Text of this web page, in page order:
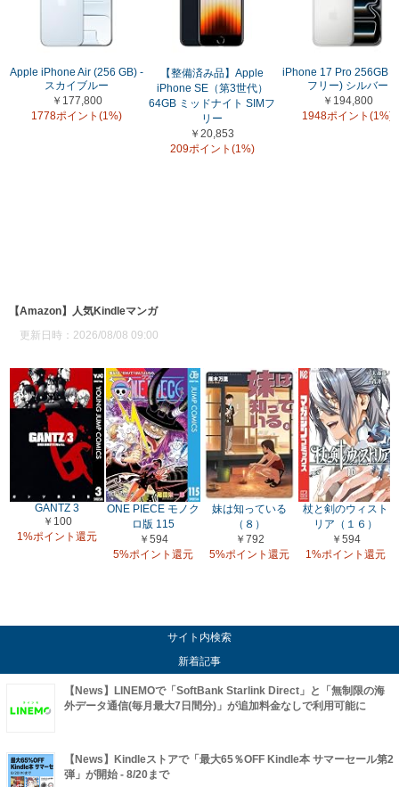
Apple iPhone Air (256 GB) -
スカイブルー
￥177,800
1778ポイント(1%)
【整備済み品】Apple
iPhone SE（第3世代）
64GB ミッドナイト SIMフ
リー
￥20,853
209ポイント(1%)
iPhone 17 Pro 256GB
フリー) シルバー
￥194,800
1948ポイント(1%)
【Amazon】人気Kindleマンガ
更新日時：2026/08/08 09:00
GANTZ 3
￥100
1%ポイント還元
ONE PIECE モノク
ロ版 115
￥594
5%ポイント還元
妹は知っている
（８）
￥792
5%ポイント還元
杖と剣のウィスト
リア（１６）
￥594
1%ポイント還元
サイト内検索
新着記事
【News】LINEMOで「SoftBank Starlink Direct」と「無制限の海
外データ通信(毎月最大7日間分)」が追加料金なしで利用可能に
【News】Kindleストアで「最大65％OFF Kindle本 サマーセール第2
弾」が開始 - 8/20まで